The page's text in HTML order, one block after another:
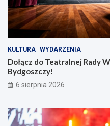
KULTURA WYDARZENIA
Dołącz do Teatralnej Rady
Bydgoszczy!
6 sierpnia 2026